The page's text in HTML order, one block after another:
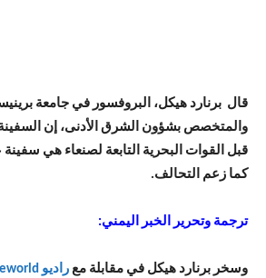
قال برنارد هيكل، البروفسور في جامعة
والمتخصص بشؤون الشرق الأدنى، إن
قبل القوات البحرية التابعة لصنعاء هي
كما زعم التحالف.
ترجمة وتحرير الخبر اليمني:
وسخر برنارد هيكل في مقابلة مع راديو theworld